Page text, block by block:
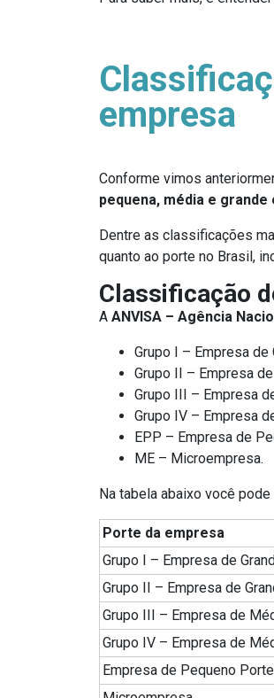
empresa
Conforme vimos
pequena, média e grande
Dentre as classificações
quanto ao porte no Brasil,
Classificação
A ANVISA – Agência
Grupo I – Empresa de
Grupo II – Empresa
Grupo III – Empresa
Grupo IV – Empresa
EPP – Empresa de
ME – Microempresa.
Na tabela abaixo você
Porte da empresa
Grupo I – Empresa de
Grupo II – Empresa de
Grupo III – Empresa de
Grupo IV – Empresa de
Empresa de Pequeno